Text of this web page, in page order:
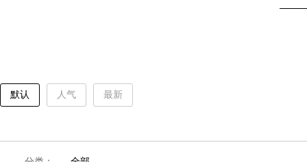
默认 人气 最新